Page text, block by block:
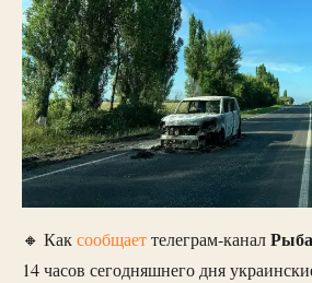
🔸 Каксообщаеттелеграм-канал
14 часов сегодняшнего дня